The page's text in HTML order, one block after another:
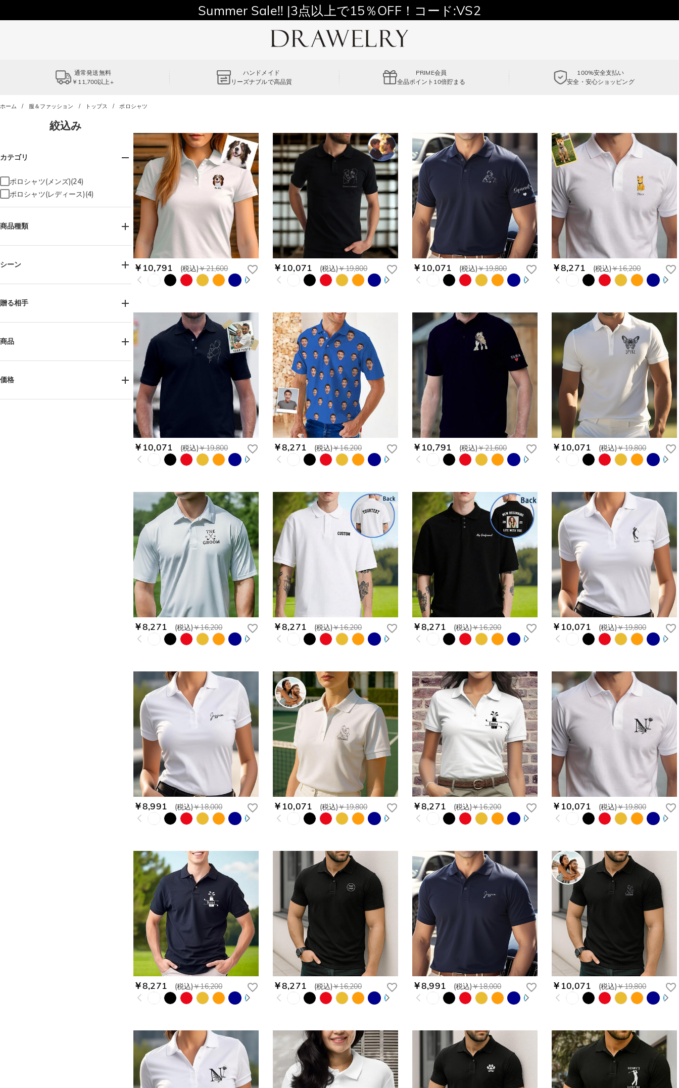
11,700円以上通常配送無料！
Summer Sale!! |3点以上で15％OFF！コード:VS2
通常発送無料
￥11,700以上+
ハンドメイド
リーズナブルで高品質
PRIME会員
全品ポイント10倍貯まる
100%安全支払い
安全・安心ショッピング
ホーム 服＆ファッション トップス ポロシャツ
絞込み
カテゴリ
ポロシャツ(メンズ)(24)
ポロシャツ(レディース)(4)
商品種類
シーン
贈る相手
ペット好きの方へ(5)
商品
価格
￥10,791 (税込)￥21,600 ￥10,071 (税込)￥19,800 ￥10,071 (税込)￥19,800 ￥8,271 (税込)￥16,200
￥10,071 (税込)￥19,800 ￥8,271 (税込)￥16,200 ￥10,791 (税込)￥21,600 ￥10,071 (税込)￥19,800
￥8,271 (税込)￥16,200 ￥8,271 (税込)￥16,200 ￥8,271 (税込)￥16,200 ￥10,071 (税込)￥19,800
￥8,991 (税込)￥18,000 ￥10,071 (税込)￥19,800 ￥8,271 (税込)￥16,200 ￥10,071 (税込)￥19,800
￥8,271 (税込)￥16,200 ￥8,271 (税込)￥16,200 ￥8,991 (税込)￥18,000 ￥10,071 (税込)￥19,800